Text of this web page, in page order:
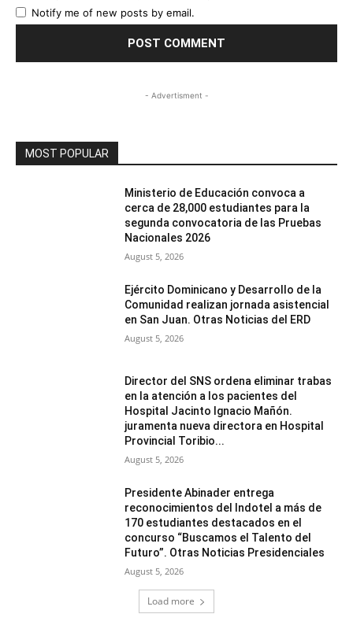
Notify me of new posts by email.
- Advertisment -
MOST POPULAR
Ministerio de Educación convoca a
cerca de 28,000 estudiantes para la
segunda convocatoria de las Pruebas
Nacionales 2026
August 5, 2026
Ejército Dominicano y Desarrollo de la
Comunidad realizan jornada asistencial
en San Juan. Otras Noticias del ERD
August 5, 2026
Director del SNS ordena eliminar trabas
en la atención a los pacientes del
Hospital Jacinto Ignacio Mañón.
juramenta nueva directora en Hospital
Provincial Toribio...
August 5, 2026
Presidente Abinader entrega
reconocimientos del Indotel a más de
170 estudiantes destacados en el
concurso “Buscamos el Talento del
Futuro”. Otras Noticias Presidenciales
August 5, 2026
Load more